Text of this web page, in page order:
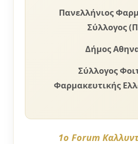
Πανελλήνιος
Σύλλογος
Δήμος
Σύλλογος
Φαρμακευτικής
1ο Forum